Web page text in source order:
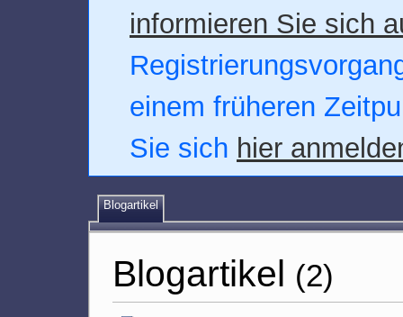
informieren Sie sich
einem früheren
Sie sich hier
Blogartikel
Blogartikel (2)